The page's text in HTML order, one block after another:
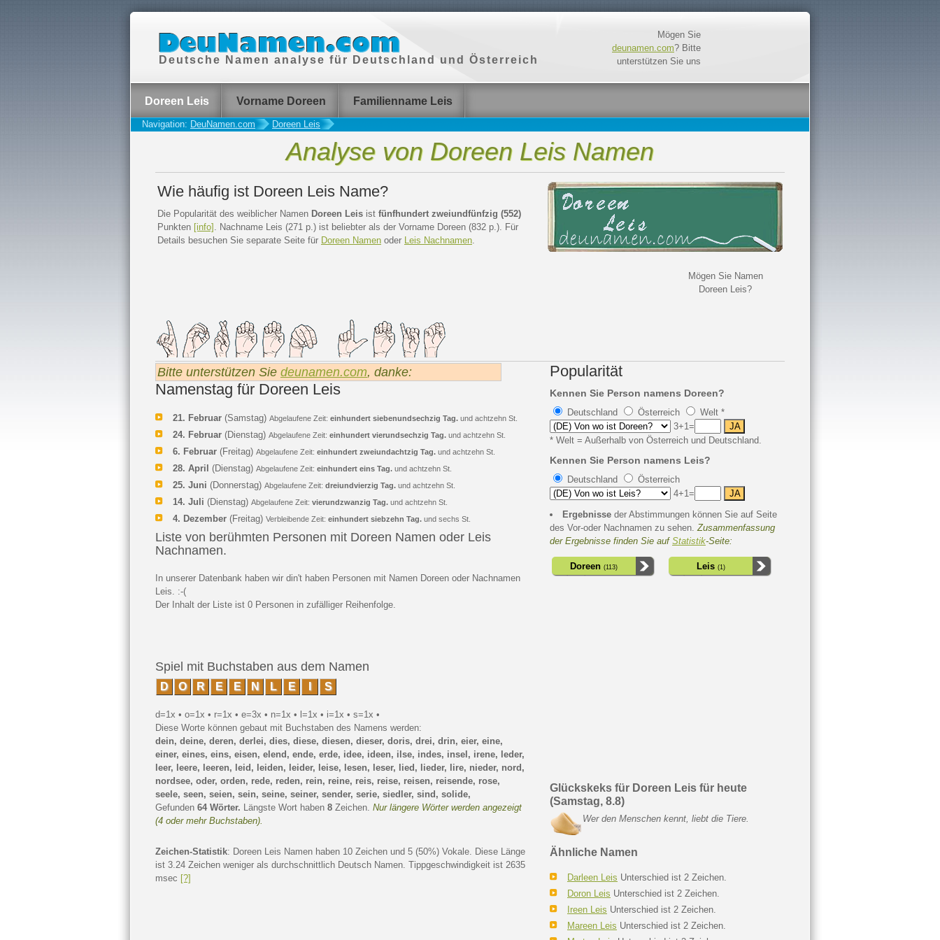
Deutsche Namen analyse für Deutschland und Österreich
Mögen Sie
deunamen.com? Bitte
unterstützen Sie uns
Doreen Leis Vorname Doreen Familienname Leis
Navigation: DeuNamen.com Doreen Leis
Analyse von Doreen Leis Namen
Wie häufig ist Doreen Leis Name?
Die Popularität des weiblicher Namen Doreen Leis ist fünfhundert zweiundfünfzig (552)
Punkten [info] . Nachname Leis (271 p.) ist beliebter als der Vorname Doreen (832 p.). Für
Details besuchen Sie separate Seite für Doreen Namen oder Leis Nachnamen.
Mögen Sie Namen
Doreen Leis?
Bitte unterstützen Sie deunamen.com, danke:
Namenstag für Doreen Leis
21. Februar (Samstag) Abgelaufene Zeit: einhundert siebenundsechzig Tag. und achtzehn St.
24. Februar (Dienstag) Abgelaufene Zeit: einhundert vierundsechzig Tag. und achtzehn St.
6. Februar (Freitag) Abgelaufene Zeit: einhundert zweiundachtzig Tag. und achtzehn St.
28. April (Dienstag) Abgelaufene Zeit: einhundert eins Tag. und achtzehn St.
25. Juni (Donnerstag) Abgelaufene Zeit: dreiundvierzig Tag. und achtzehn St.
14. Juli (Dienstag) Abgelaufene Zeit: vierundzwanzig Tag. und achtzehn St.
4. Dezember (Freitag) Verbleibende Zeit: einhundert siebzehn Tag. und sechs St.
Liste von berühmten Personen mit Doreen Namen oder Leis
Nachnamen.
In unserer Datenbank haben wir din't haben Personen mit Namen Doreen oder Nachnamen
Leis. :-(
Der Inhalt der Liste ist 0 Personen in zufälliger Reihenfolge.
Spiel mit Buchstaben aus dem Namen
D O R E E N L E I S
d=1x • o=1x • r=1x • e=3x • n=1x • l=1x • i=1x • s=1x •
Diese Worte können gebaut mit Buchstaben des Namens werden:
dein, deine, deren, derlei, dies, diese, diesen, dieser, doris, drei, drin, eier, eine,
einer, eines, eins, eisen, elend, ende, erde, idee, ideen, ilse, indes, insel, irene, leder,
leer, leere, leeren, leid, leiden, leider, leise, lesen, leser, lied, lieder, lire, nieder, nord,
nordsee, oder, orden, rede, reden, rein, reine, reis, reise, reisen, reisende, rose,
seele, seen, seien, sein, seine, seiner, sender, serie, siedler, sind, solide,
Gefunden 64 Wörter. Längste Wort haben 8 Zeichen. Nur längere Wörter werden angezeigt
(4 oder mehr Buchstaben).
Zeichen-Statistik: Doreen Leis Namen haben 10 Zeichen und 5 (50%) Vokale. Diese Länge
ist 3.24 Zeichen weniger als durchschnittlich Deutsch Namen. Tippgeschwindigkeit ist 2635
msec [?]
Popularität
Kennen Sie Person namens Doreen?
Deutschland Österreich
Welt *
3+1=
* Welt = Außerhalb von Österreich und Deutschland.
Kennen Sie Person namens Leis?
Deutschland
Österreich
4+1=
Ergebnisse der Abstimmungen können Sie auf Seite
des Vor-oder Nachnamen zu sehen.Zusammenfassung
der Ergebnisse finden Sie auf Statistik-Seite:
Doreen (113) Leis (1)
Glückskeks für Doreen Leis für heute
(Samstag, 8.8)
Wer den Menschen kennt, liebt die Tiere.
Ähnliche Namen
Darleen Leis Unterschied ist 2 Zeichen.
Doron Leis Unterschied ist 2 Zeichen.
Ireen Leis Unterschied ist 2 Zeichen.
Mareen Leis Unterschied ist 2 Zeichen.